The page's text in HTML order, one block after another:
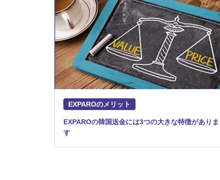
EXPAROのメリット
EXPAROの韓国送金には3つの大きな特徴がありま
す